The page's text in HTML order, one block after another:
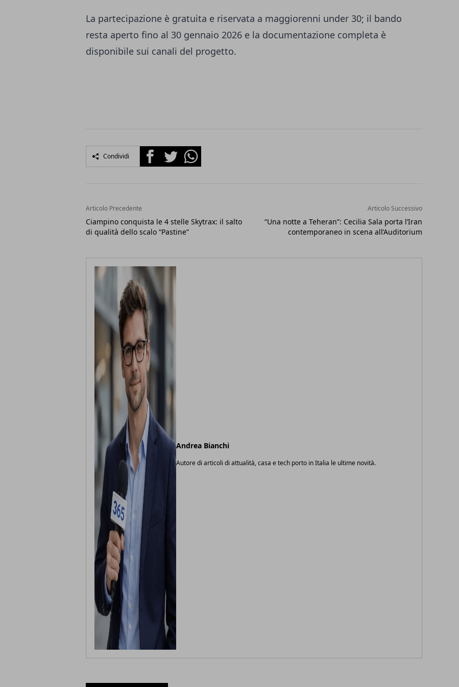
La partecipazione è gratuita e riservata a maggiorenni under 30; il bando
resta aperto fino al 30 gennaio 2026 e la documentazione completa è
disponibile sui canali del progetto.
Condividi FacebookTwitterWhatsapp
Articolo Precedente
Ciampino conquista le 4 stelle Skytrax: il salto
di qualità dello scalo “Pastine”
Articolo Successivo
“Una notte a Teheran”: Cecilia Sala porta l’Iran
contemporaneo in scena all’Auditorium
Andrea Bianchi
Autore di articoli di attualità, casa e tech porto in Italia le ultime novità.